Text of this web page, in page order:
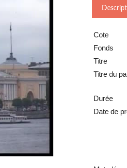
Cote
Fonds
Titre
Titre du
Durée
Date de